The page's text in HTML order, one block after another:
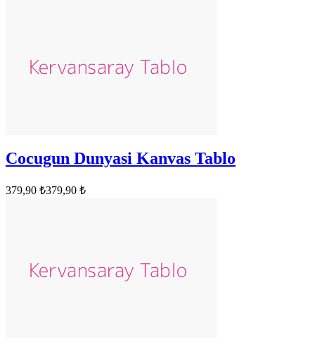
Cocugun Dunyasi Kanvas Tablo
379,90 ₺379,90 ₺